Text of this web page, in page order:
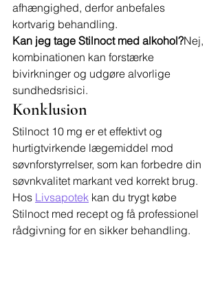
afhængighed, derfor anbefales
kortvarig behandling.
Kan jeg tage Stilnoct med alkohol?Nej,
kombinationen kan forstærke
bivirkninger og udgøre alvorlige
sundhedsrisici.
Konklusion
Stilnoct 10 mg er et effektivt og
hurtigtvirkende lægemiddel mod
søvnforstyrrelser, som kan forbedre din
søvnkvalitet markant ved korrekt brug.
Hos Livsapotek kan du trygt købe
Stilnoct med recept og få professionel
rådgivning for en sikker behandling.